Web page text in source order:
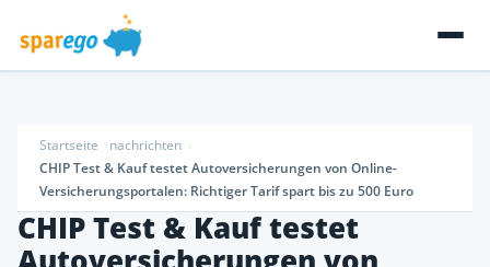
Startseite
nachrichten
CHIP Test & Kauf testet Autoversicherungen von Online-
Versicherungsportalen: Richtiger Tarif spart bis zu 500 Euro
CHIP Test & Kauf testet